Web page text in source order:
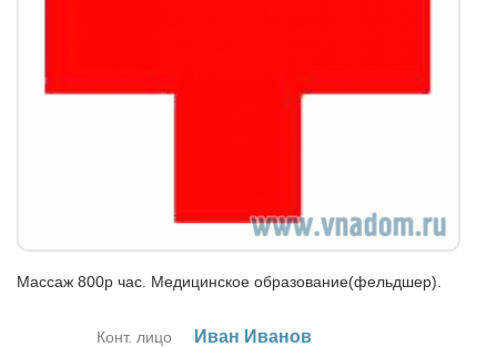
Массаж 800р час. Медицинское образование(фельдшер).
Конт. лицо Иван Ива­нов